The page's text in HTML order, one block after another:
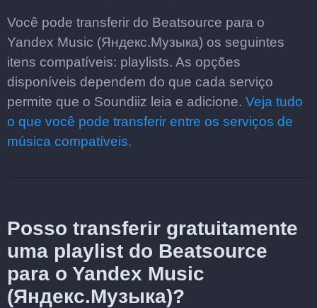
Você pode transferir do Beatsource para o
Yandex Music (Яндекс.Музыка) os seguintes
itens compatíveis: playlists. As opções
disponíveis dependem do que cada serviço
permite que o Soundiiz leia e adicione. Veja tudo
o que você pode transferir entre os serviços de
música compatíveis.
Posso transferir gratuitamente
uma playlist do Beatsource
para o Yandex Music
(Яндекс.Музыка)?